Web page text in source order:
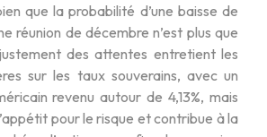
que la probabilité d’une baisse de
réunion de décembre n’est plus que
des attentes entretient les
sur les taux souverains, avec un
revenu autour de 4,13%, mais
pour le risque et contribue à la